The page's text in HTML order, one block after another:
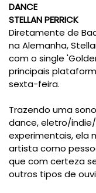
DANCE
STELLAN PERRICK
Diretamente de
na Alemanha,
com o single
principais
sexta-feira.
Trazendo uma
dance, eletro/
experimentais, ela
artista como
que com certeza
outros tipos de